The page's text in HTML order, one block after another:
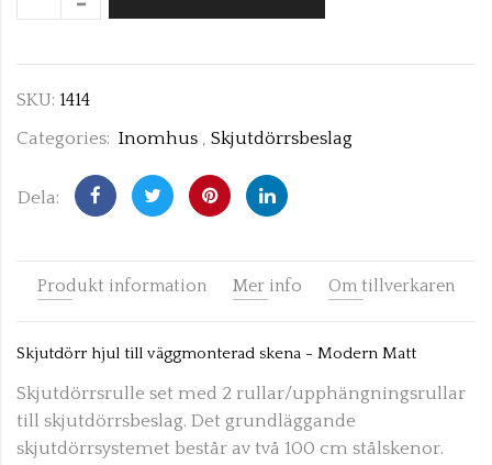
SKU: 1414
Categories: Inomhus , Skjutdörrsbeslag
Dela:
Produkt information Mer info Om tillverkaren
Skjutdörr hjul till väggmonterad skena - Modern Matt
Skjutdörrsrulle set med 2 rullar/upphängningsrullar
till skjutdörrsbeslag. Det grundläggande
skjutdörrsystemet består av två 100 cm stålskenor.